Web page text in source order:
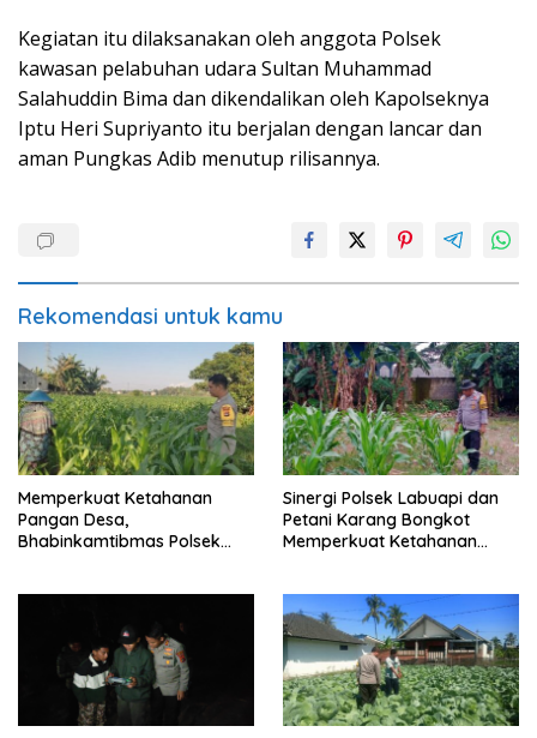
Kegiatan itu dilaksanakan oleh anggota Polsek
kawasan pelabuhan udara Sultan Muhammad
Salahuddin Bima dan dikendalikan oleh Kapolseknya
Iptu Heri Supriyanto itu berjalan dengan lancar dan
aman Pungkas Adib menutup rilisannya.
Rekomendasi untuk kamu
Memperkuat Ketahanan
Pangan Desa,
Bhabinkamtibmas Polsek
Sinergi Polsek Labuapi dan
Petani Karang Bongkot
Memperkuat Ketahanan